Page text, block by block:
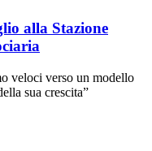
alla Stazione
veloci verso un modello
sua crescita”